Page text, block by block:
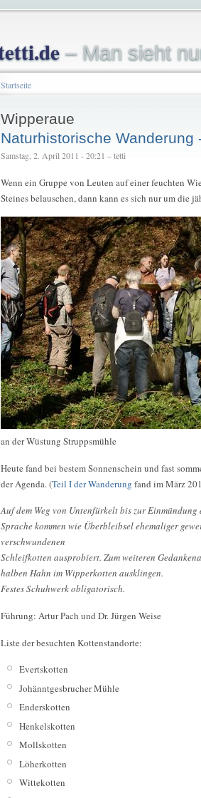
– Man sieht
Startseite
Wipperaue
Naturhistorische Wanderung
Samstag, 2. April 2011 - 20:21 – tetti
Wenn ein Gruppe von Leuten auf einer feuchten
Steines belauschen, dann kann es sich nur um die
an der Wüstung Struppsmühle
Heute fand bei bestem Sonnenschein und fast
der Agenda. (Teil I der Wanderung fand im März
Auf dem Weg von Untenfürkelt bis zur
Sprache kommen wie Überbleibsel ehemaliger
verschwundenen
Schleifkotten ausprobiert. Zum weiteren
halben Hahn im Wipperkotten ausklingen.
Festes Schuhwerk obligatorisch.
Führung: Artur Pach und Dr. Jürgen Weise
Liste der besuchten Kottenstandorte:
Evertskotten
Johänntgesbrucher Mühle
Enderskotten
Henkelskotten
Mollskotten
Löherkotten
Wittekotten